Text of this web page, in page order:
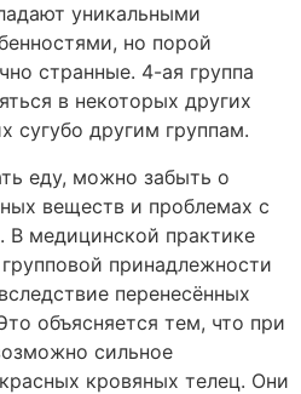
уникальными
но порой
странные. 4-ая группа
в некоторых других
сугубо другим группам.
еду, можно забыть о
веществ и проблемах с
медицинской практике
принадлежности
перенесённых
объясняется тем, что при
сильное
кровяных телец. Они